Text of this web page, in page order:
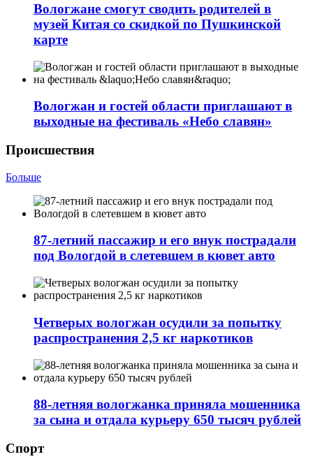
Вологжане смогут сводить родителей в
музей Китая со скидкой по Пушкинской
карте
Вологжан и гостей области приглашают в
выходные на фестиваль «Небо славян»
Происшествия
Больше
87-летний пассажир и его внук пострадали
под Вологдой в слетевшем в кювет авто
Четверых вологжан осудили за попытку
распространения 2,5 кг наркотиков
88-летняя вологжанка приняла мошенника
за сына и отдала курьеру 650 тысяч рублей
Спорт